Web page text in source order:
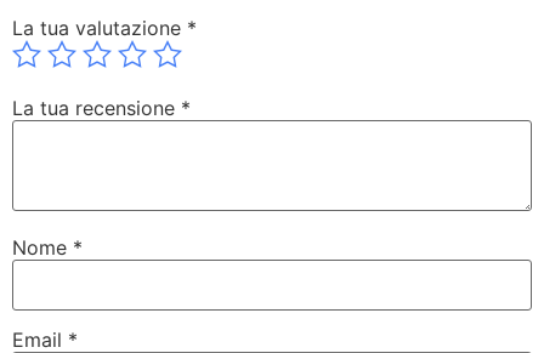
La tua valutazione *
La tua recensione *
Nome *
Email *